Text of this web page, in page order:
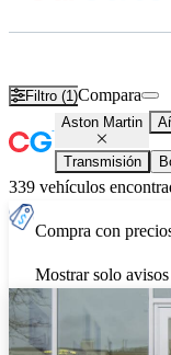
Filtro (1)Compara
Aston Martin
Transmisión
339 vehículos
Compra con
Mostrar solo